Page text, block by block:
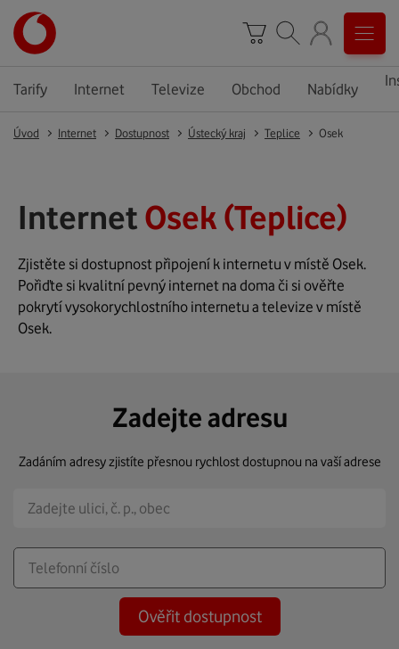
Tarify Internet Televize Obchod Nabídky
Úvod Internet Dostupnost Ústecký kraj Teplice Osek
Internet Osek (Teplice)
Zjistěte si dostupnost připojení k internetu v místě Osek.
Pořiďte si kvalitní pevný internet na doma či si ověřte
pokrytí vysokorychlostního internetu a televize v místě
Osek.
Zadejte adresu
Zadáním adresy zjistíte přesnou rychlost dostupnou na vaší adrese
Ověřit dostupnost